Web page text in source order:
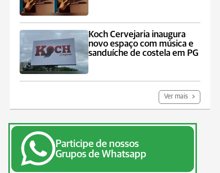
Koch Cervejaria inaugura
novo espaço com música e
sanduíche de costela em PG
Ver mais
Participe de nossos
Grupos de Whatsapp